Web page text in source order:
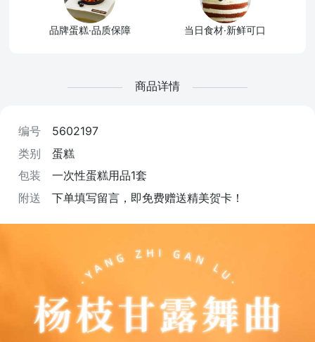
品牌蛋糕·品质保障 当日食材·新鲜可口
商品详情
编号
5602197
类别
蛋糕
包装
一次性蛋糕用品1套
附送
下单填写留言，即免费赠送精美贺卡！